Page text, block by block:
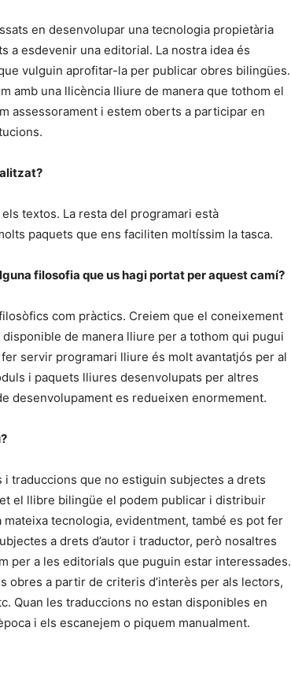
en desenvolupar una tecnologia propietària
a esdevenir una editorial. La nostra idea és
vulguin aprofitar-la per publicar obres bilingües.
amb una llicència lliure de manera que tothom el
assessorament i estem oberts a participar en
textos. La resta del programari està
paquets que ens faciliten moltíssim la tasca.
filosofia que us hagi portat per aquest camí?
com pràctics. Creiem que el coneixement
disponible de manera lliure per a tothom qui pugui
servir programari lliure és molt avantatjós per al
i paquets lliures desenvolupats per altres
desenvolupament es redueixen enormement.
traduccions que no estiguin subjectes a drets
el llibre bilingüe el podem publicar i distribuir
mateixa tecnologia, evidentment, també es pot fer
a drets d’autor i traductor, però nosaltres
per a les editorials que puguin estar interessades.
obres a partir de criteris d’interès per als lectors,
Quan les traduccions no estan disponibles en
i els escanejem o piquem manualment.